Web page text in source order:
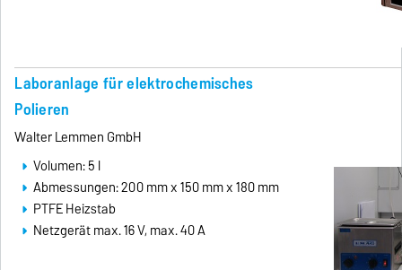
Laboranlage für elektrochemisches
Polieren
Walter Lemmen GmbH
Volumen: 5 l
Abmessungen: 200 mm x 150 mm x 180 mm
PTFE Heizstab
Netzgerät max. 16 V, max. 40 A